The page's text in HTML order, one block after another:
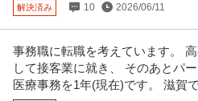
解決済み 10 2026/06/11
事務職に転職を考えています。
して接客業に就き、 そのあとパ
医療事務を1年(現在)です。 滋賀